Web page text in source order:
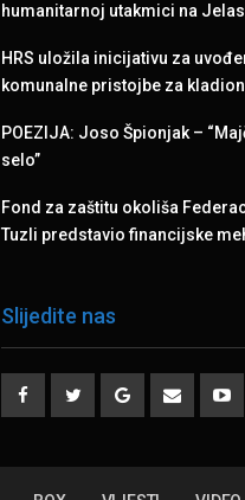
humanitarnoj utakmici na
HRS uložila inicijativu za
komunalne pristojbe za
POEZIJA: Joso Špionjak –
selo”
Fond za zaštitu okoliša
Tuzli predstavio financijske
Slijedite nas